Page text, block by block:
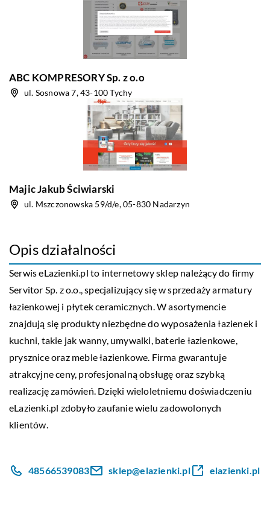
ABC KOMPRESORY Sp. z o.o
ul. Sosnowa 7, 43-100 Tychy
Majic Jakub Ściwiarski
ul. Mszczonowska 59/d/e, 05-830 Nadarzyn
Opis działalności
SerwiseLazienki.pl to internetowy sklep należący do firmy
Servitor Sp. z o.o., specjalizujący się w sprzedaży armatury
łazienkowej i płytek ceramicznych. W asortymencie
znajdują się produkty niezbędne do wyposażenia łazienek i
kuchni, takie jak wanny, umywalki, baterie łazienkowe,
prysznice oraz meble łazienkowe. Firma gwarantuje
atrakcyjne ceny, profesjonalną obsługę oraz szybką
realizację zamówień. Dzięki wieloletniemu doświadczeniu
eLazienki.pl zdobyło zaufanie wielu zadowolonych
klientów.
48566539083 sklep@elazienki.pl elazienki.pl